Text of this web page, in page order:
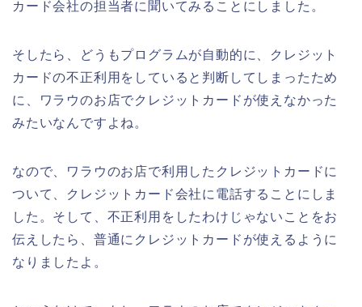
カード会社の担当者に聞いてみることにしました。
そしたら、どうもプログラムが自動的に、クレジット
カードの不正利用をしていると判断してしまったため
に、ワラウのお店でクレジットカードが使えなかった
みたいなんですよね。
なので、ワラウのお店で利用したクレジットカードに
ついて、クレジットカード会社に電話することにしま
した。そして、不正利用をしたわけじゃないことをお
伝えしたら、普通にクレジットカードが使えるように
なりましたよ。